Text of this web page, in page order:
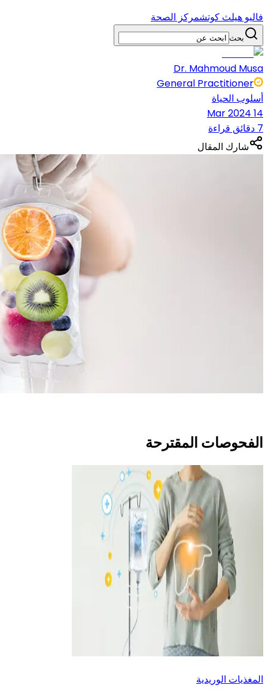
فاليو هيلث كوتشمركز الصحة
بحث
Dr. Mahmoud Musa
General Practitioner
أسلوب الحياة
14 Mar 2024
7 دقائق قراءة
شارك المقال
الفحوصات المقترحة
المغذيات الوريدية